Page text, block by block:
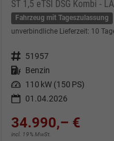
ST 1,5 eTSI DSG Kombi -
Fahrzeug mit Tageszulassung
unverbindliche Lieferzeit: 10
Fahrzeugnr. 51957
Kraftstoff Benzin
Leistung 110 kW (150 PS)
01.04.2026
34.990,– €
incl. 19% MwSt.